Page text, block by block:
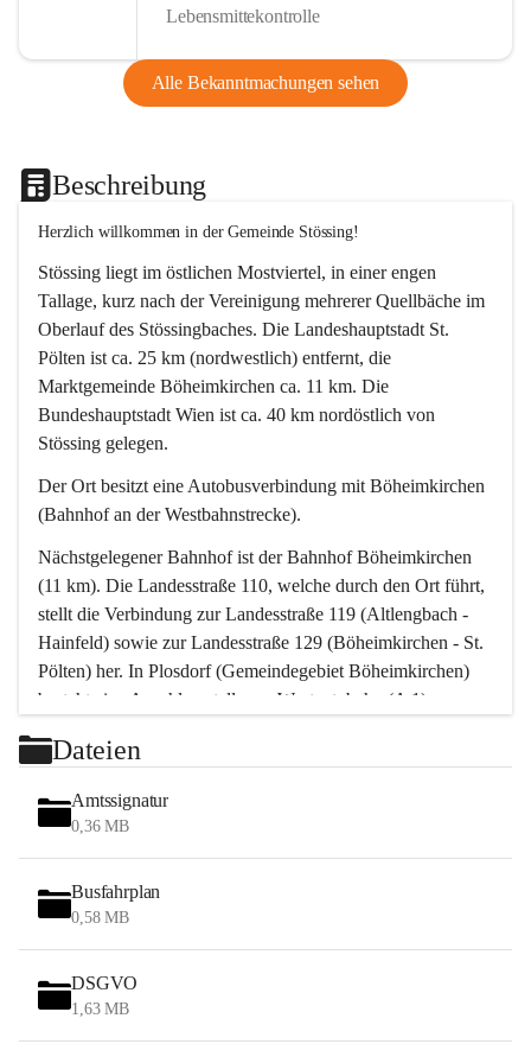
Lebensmittekontrolle
Alle Bekanntmachungen sehen
Beschreibung
Herzlich willkommen in der Gemeinde Stössing!
Stössing liegt im östlichen Mostviertel, in einer engen
Tallage, kurz nach der Vereinigung mehrerer Quellbäche im
Oberlauf des Stössingbaches. Die Landeshauptstadt St.
Pölten ist ca. 25 km (nordwestlich) entfernt, die
Marktgemeinde Böheimkirchen ca. 11 km. Die
Bundeshauptstadt Wien ist ca. 40 km nordöstlich von
Stössing gelegen.
Der Ort besitzt eine Autobusverbindung mit Böheimkirchen
(Bahnhof an der Westbahnstrecke).
Nächstgelegener Bahnhof ist der Bahnhof Böheimkirchen
(11 km). Die Landesstraße 110, welche durch den Ort führt,
stellt die Verbindung zur Landesstraße 119 (Altlengbach -
Hainfeld) sowie zur Landesstraße 129 (Böheimkirchen - St.
Pölten) her. In Plosdorf (Gemeindegebiet Böheimkirchen)
besteht eine Anschlussstelle zur Westautobahn (A 1).
Wien erreicht man in ca. 45 Minuten.
Stössing zählt noch zum Naherholungsraum Wien sowie
zum Naherholungsraum St. Pölten. Viele Bauernhöfe hatten
„ihre Wiener“. Seit 1960 bauten viele Wiener
Wochenendhäuser im Gemeindegebiet. Wegen des
waldreichen Jagdgebietes haben viele Jagdpächter ihre
Das Wandern ist aus touristischer Sicht die bedeutendste
Tätigkeit. Das hügelige Gebiet mit Wanderwegen durch
Wiesen, Wälder und Obstkulturen lädt dazu ein. Gefördert
Dateien
Amtssignatur
0,36 MB
Busfahrplan
0,58 MB
DSGVO
1,63 MB